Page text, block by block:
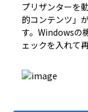
プリザンターを
的コンテンツ」
す。Windowsの
ェックを入れて